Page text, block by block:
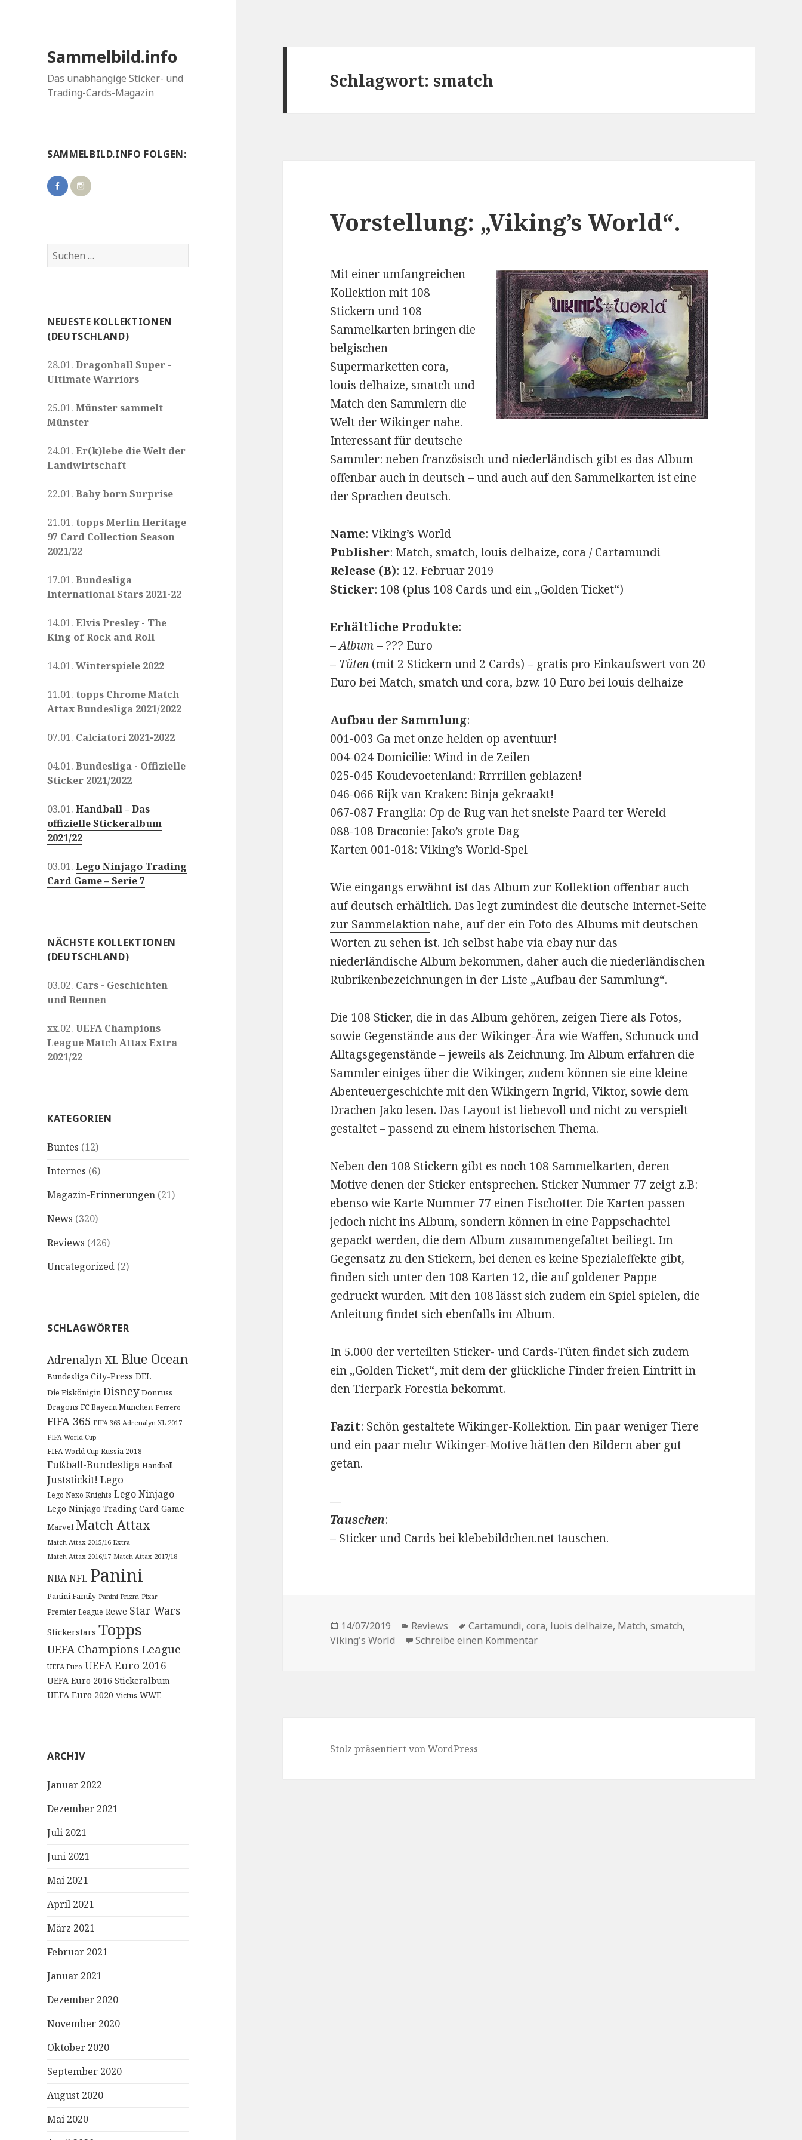
Sammelbild.info
Das unabhängige Sticker- und
Trading-Cards-Magazin
SAMMELBILD.INFO FOLGEN:
Suchen
nach:
NEUESTE KOLLEKTIONEN
(DEUTSCHLAND)
28.01.Dragonball Super -
Ultimate Warriors
25.01.Münster sammelt
Münster
24.01.Er(k)lebe die Welt der
Landwirtschaft
22.01.Baby born Surprise
21.01.topps Merlin Heritage
97 Card Collection Season
2021/22
17.01.Bundesliga
International Stars 2021-22
14.01.Elvis Presley - The
King of Rock and Roll
14.01.Winterspiele 2022
11.01.topps Chrome Match
Attax Bundesliga 2021/2022
07.01. Calciatori 2021-2022
04.01.Bundesliga - Offizielle
Sticker 2021/2022
03.01.Handball – Das
offizielle Stickeralbum
2021/22
03.01.Lego Ninjago Trading
Card Game – Serie 7
NÄCHSTE KOLLEKTIONEN
(DEUTSCHLAND)
03.02. Cars - Geschichten
und Rennen
xx.02.UEFA Champions
League Match Attax Extra
2021/22
KATEGORIEN
Buntes (12)
Internes (6)
Magazin-Erinnerungen (21)
News (320)
Reviews (426)
Uncategorized (2)
SCHLAGWÖRTER
Adrenalyn XL Blue Ocean
Bundesliga City-Press DEL
Die Eiskönigin Disney Donruss
Dragons FC Bayern München Ferrero
FIFA 365 FIFA 365 Adrenalyn XL 2017
FIFA World Cup
FIFA World Cup Russia 2018
Fußball-Bundesliga Handball
Juststickit! Lego
Lego Nexo Knights Lego Ninjago
Lego Ninjago Trading Card Game
Marvel Match Attax
Match Attax 2015/16 Extra
Match Attax 2016/17 Match Attax 2017/18
NBANFL Panini
Panini Family Panini Prizm Pixar
Premier League Rewe Star Wars
Stickerstars Topps
UEFA Champions League
UEFA Euro UEFA Euro 2016
UEFA Euro 2016 Stickeralbum
UEFA Euro 2020 Victus WWE
ARCHIV
Januar 2022
Dezember 2021
Juli 2021
Juni 2021
Mai 2021
April 2021
März 2021
Februar 2021
Januar 2021
Dezember 2020
November 2020
Oktober 2020
September 2020
August 2020
Mai 2020
Schlagwort: smatch
Vorstellung: „Viking’s World“.
Mit einer umfangreichen
Kollektion mit 108
Stickern und 108
Sammelkarten bringen die
belgischen
Supermarketten cora,
louis delhaize, smatch und
Match den Sammlern die
Welt der Wikinger nahe.
Interessant für deutsche
Sammler: neben französisch und niederländisch gibt es das Album
offenbar auch in deutsch – und auch auf den Sammelkarten ist eine
der Sprachen deutsch.
Name: Viking’s World
Publisher: Match, smatch, louis delhaize, cora / Cartamundi
Release (B): 12. Februar 2019
Sticker: 108 (plus 108 Cards und ein „Golden Ticket“)
Erhältliche Produkte:
–Album– ??? Euro
– Tüten (mit 2 Stickern und 2 Cards) – gratis pro Einkaufswert von 20
Euro bei Match, smatch und cora, bzw. 10 Euro bei louis delhaize
Aufbau der Sammlung:
001-003 Ga met onze helden op aventuur!
004-024 Domicilie: Wind in de Zeilen
025-045 Koudevoetenland: Rrrrillen geblazen!
046-066 Rijk van Kraken: Binja gekraakt!
067-087 Franglia: Op de Rug van het snelste Paard ter Wereld
088-108 Draconie: Jako’s grote Dag
Karten 001-018: Viking’s World-Spel
Wie eingangs erwähnt ist das Album zur Kollektion offenbar auch
auf deutsch erhältlich. Das legt zumindest die deutsche Internet-Seite
zur Sammelaktionnahe, auf der ein Foto des Albums mit deutschen
Worten zu sehen ist. Ich selbst habe via ebay nur das
niederländische Album bekommen, daher auch die niederländischen
Rubrikenbezeichnungen in der Liste „Aufbau der Sammlung“.
Die 108 Sticker, die in das Album gehören, zeigen Tiere als Fotos,
sowie Gegenstände aus der Wikinger-Ära wie Waffen, Schmuck und
Alltagsgegenstände – jeweils als Zeichnung. Im Album erfahren die
Sammler einiges über die Wikinger, zudem können sie eine kleine
Abenteuergeschichte mit den Wikingern Ingrid, Viktor, sowie dem
Drachen Jako lesen. Das Layout ist liebevoll und nicht zu verspielt
gestaltet – passend zu einem historischen Thema.
Neben den 108 Stickern gibt es noch 108 Sammelkarten, deren
Motive denen der Sticker entsprechen. Sticker Nummer 77 zeigt z.B:
ebenso wie Karte Nummer 77 einen Fischotter. Die Karten passen
jedoch nicht ins Album, sondern können in eine Pappschachtel
gepackt werden, die dem Album zusammengefaltet beiliegt. Im
Gegensatz zu den Stickern, bei denen es keine Spezialeffekte gibt,
finden sich unter den 108 Karten 12, die auf goldener Pappe
gedruckt wurden. Mit den 108 lässt sich zudem ein Spiel spielen, die
Anleitung findet sich ebenfalls im Album.
In 5.000 der verteilten Sticker- und Cards-Tüten findet sich zudem
ein „Golden Ticket“, mit dem der glückliche Finder freien Eintritt in
den Tierpark Forestia bekommt.
Fazit: Schön gestaltete Wikinger-Kollektion. Ein paar weniger Tiere
und ein paar mehr Wikinger-Motive hätten den Bildern aber gut
getan.
—
Tauschen:
– Sticker und Cardsbei klebebildchen.net tauschen.
Veröffentlicht
am
14/07/2019 Kategorien
Reviews Schlagwörter
Cartamundi,cora, luois delhaize, Match,smatch,
Viking's World
Schreibe einen Kommentarzu Vorstellung: „Viking’s World“.
Stolz präsentiert von WordPress